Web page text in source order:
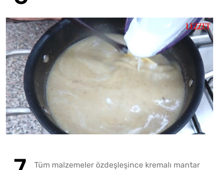
Tüm malzemeler özdeşleşince kremalı mantar